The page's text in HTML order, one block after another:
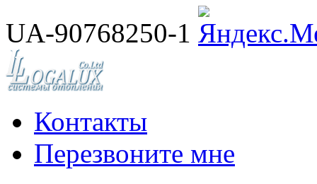
UA-90768250-1
Контакты
Перезвоните мне